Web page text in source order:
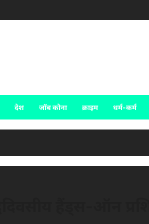
देश जॉब कोना क्राइम धर्म-कर्म